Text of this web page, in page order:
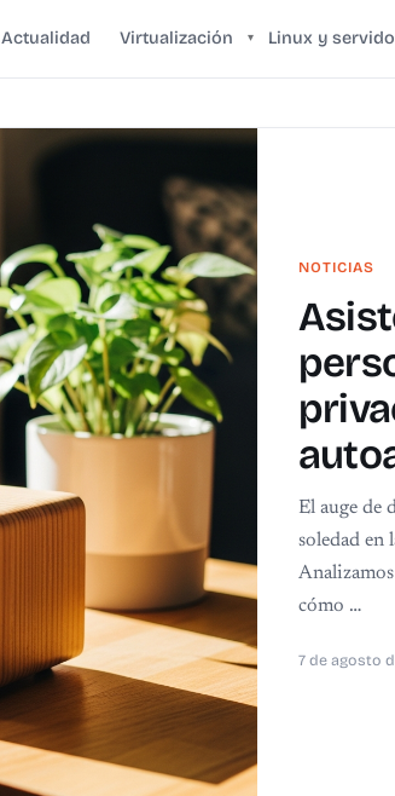
Actualidad Virtualización ▾ Linux y
NOTICIAS
El auge de
soledad en
cómo …
7 de agosto